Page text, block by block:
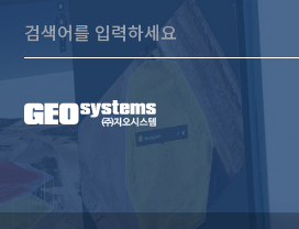
콘텐츠로
바로가기
Search: